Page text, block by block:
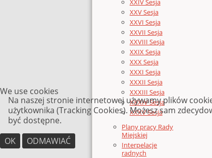
XXIV Sesja
XXV Sesja
XXVI Sesja
XXVII Sesja
XXVIII Sesja
XXIX Sesja
XXX Sesja
XXXI Sesja
XXXII Sesja
XXXIII Sesja
XXXIV Sesja
XXXV Sesja
Plany pracy Rady
Miejskiej
Interpelacje
radnych
We use cookies
Na naszej stronie internetowej używamy plików
użytkownika (Tracking Cookies). Możesz sam
być dostępne.
OK
ODMAWIAĆ